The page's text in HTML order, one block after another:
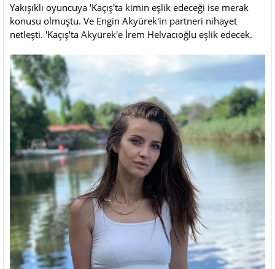
Yakışıklı oyuncuya 'Kaçış'ta kimin eşlik edeceği ise merak
konusu olmuştu. Ve Engin Akyürek'in partneri nihayet
netleşti. 'Kaçış'ta Akyürek'e İrem Helvacıoğlu eşlik edecek.